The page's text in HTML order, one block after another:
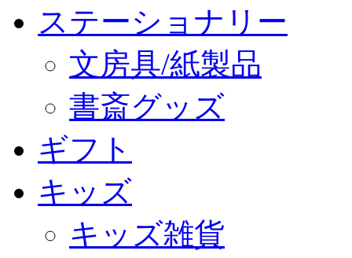
ステーショナリー
文房具/紙製品
書斎グッズ
ギフト
キッズ
キッズ雑貨